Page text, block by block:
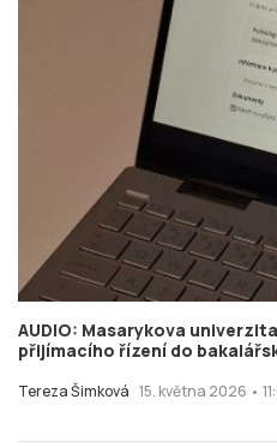
AUDIO: Masarykova
přijímacího řízení do
Tereza Šimková 15. května 2026 •